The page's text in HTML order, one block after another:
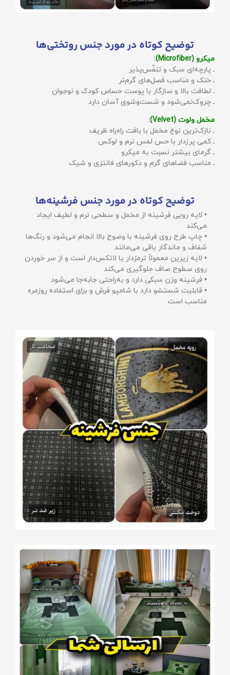
توضیح کوتاه در مورد جنس روتختی‌ها
میکرو (Microfiber):
ـ پارچه‌ای سبک و تنفّس‌پذیر
ـ خنک و مناسب فصل‌های گرم‌تر
ـ لطافت بالا و سازگار با پوست حساس کودک و نوجوان
ـ چروک‌نمی‌شود و شست‌وشوی آسان دارد
مخمل ولوت (Velvet):
ـ نازک‌ترین نوع مخمل با بافت راه‌راه ظریف
ـ کمی پرزدار با حس لمس نرم و لوکس
ـ گرمای بیشتر نسبت به میکرو
ـ مناسب فضاهای گرم و دکورهای فانتزی و شیک
توضیح کوتاه در مورد جنس فرشینه‌ها
• لایه رویی فرشینه از مخمل و سطحی نرم و لطیف ایجاد
می‌کند
• چاپ طرح روی فرشینه با وضوح بالا انجام می‌شود و رنگ‌ها
شفاف و ماندگار باقی می‌مانند
• لایه زیرین معمولاً ترمزدار یا لاتکس‌دار است و از سر خوردن
روی سطوح صاف جلوگیری می‌کند
• فرشینه وزن سبکی دارد و به‌راحتی جابه‌جا می‌شود
• قابلیت شستشو دارد با شامپو فرش و برای استفاده روزمره
مناسب است